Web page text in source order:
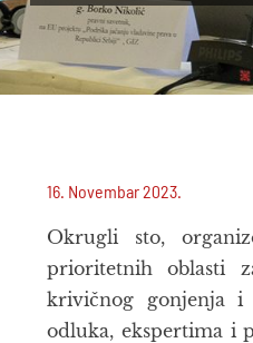
16. Novembar 2023.
Okrugli sto,
prioritetnih oblasti
krivičnog gonjenja i
odluka, ekspertima i